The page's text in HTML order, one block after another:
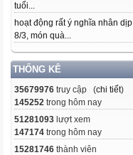
tuổi...
hoạt động rất ý nghĩa nhân dịp
8/3, món quà...
THỐNG KÊ
35679976 truy cập (chi tiết)
145252 trong hôm nay
51281093 lượt xem
147174 trong hôm nay
15281746 thành viên